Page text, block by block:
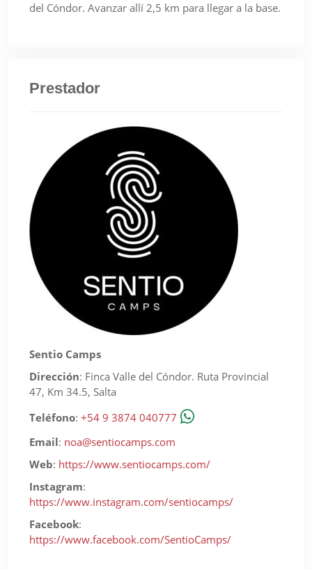
del Cóndor. Avanzar allí 2,5 km para llegar a la base.
Prestador
Sentio Camps
Dirección: Finca Valle del Cóndor. Ruta Provincial
47, Km 34.5, Salta
Teléfono: +54 9 3874 040777
Email: noa@sentiocamps.com
Web: https://www.sentiocamps.com/
Instagram:
https://www.instagram.com/sentiocamps/
Facebook:
https://www.facebook.com/SentioCamps/